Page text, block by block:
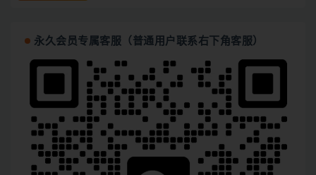
永久会员专属客服（普通用户联系右下角客服）